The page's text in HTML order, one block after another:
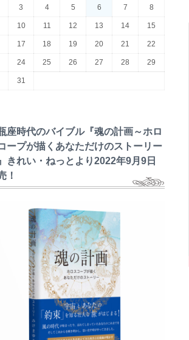
3 4 5 6 7 8
10 11 12 13 14 15
17 18 19 20 21 22
24 25 26 27 28 29
31
座時代のバイブル『魂の計画～ホロ
ープが描くあなただけのストーリー
きれい・ねっとより2022年9月9日
！